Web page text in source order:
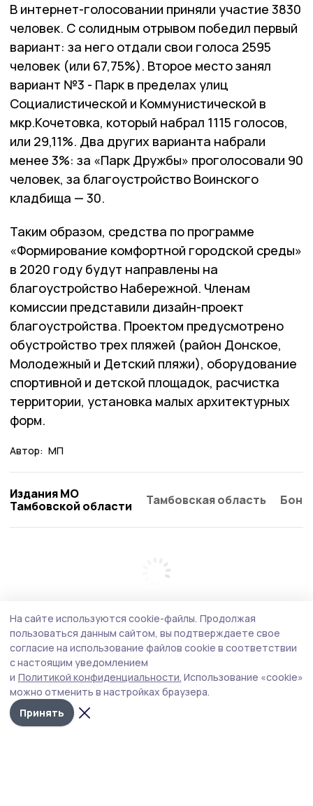
В интернет-голосовании приняли участие 3830
человек. С солидным отрывом победил первый
вариант: за него отдали свои голоса 2595
человек (или 67,75%). Второе местозанял
вариант №3 - Парк в пределах улиц
Социалистической и Коммунистической в
мкр.Кочетовка, который набрал 1115 голосов,
или 29,11%. Два других варианта набрали
менее 3%: за «Парк Дружбы» проголосовали 90
человек, за благоустройство Воинского
кладбища — 30.
Таким образом, средства по программе
«Формирование комфортной городской среды»
в 2020 году будут направлены на
благоустройство Набережной. Членам
комиссии представили дизайн-проект
благоустройства. Проектом предусмотрено
обустройство трех пляжей (район Донское,
Молодежный и Детский пляжи), оборудование
спортивной и детской площадок, расчистка
территории, установка малых архитектурных
форм.
Автор: МП
Издания МО
Тамбовской области
Тамбовская область
На сайте используются cookie-файлы. Продолжая
пользоваться данным сайтом, вы подтверждаете свое
согласие на использование файлов cookie в соответствии
с настоящим уведомлением
и Политикой конфиденциальности. Использование «cookie»
можно отменить в настройках браузера.
Принять